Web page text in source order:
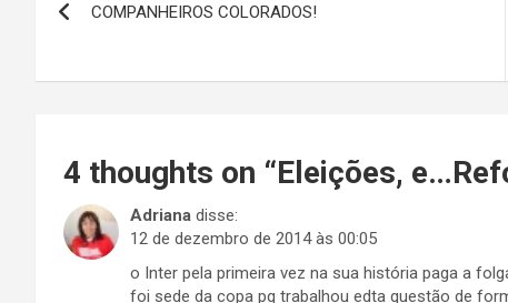
de
Post
COMPANHEIROS COLORADOS!
4 thoughts on “Eleições,
Adriana disse:
12 de dezembro de 2014 às 00:05
o Inter pela primeira vez na sua história paga a
foi sede da copa pq trabalhou edta questão de